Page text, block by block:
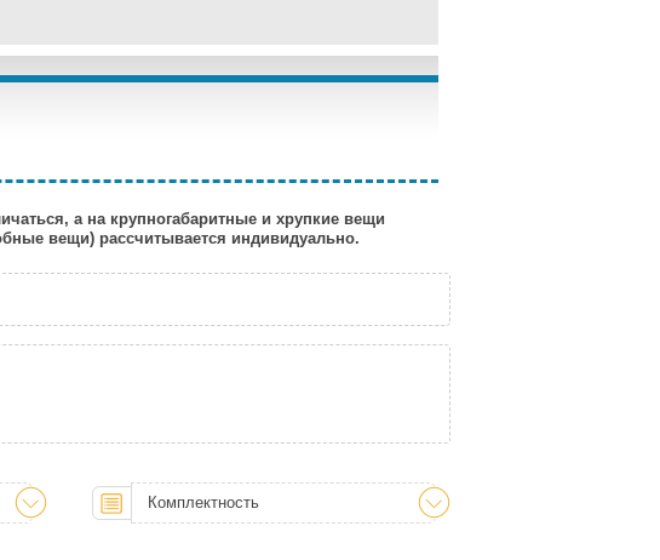
а на крупногабаритные и хрупкие вещи
вещи) рассчитывается индивидуально.
Комплектность